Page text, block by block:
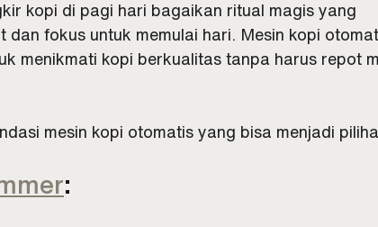
kopi di pagi hari bagaikan ritual magis yang
dan fokus untuk memulai hari. Mesin kopi
menikmati kopi berkualitas tanpa harus repot
mesin kopi otomatis yang bisa menjadi
: